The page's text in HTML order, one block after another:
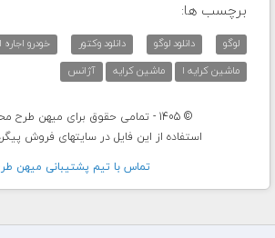
برچسب ها:
لوگو دانلود لوگو دانلود وکتور خودرو اجاره
ماشین کرایه ا
ماشین کرایه آژانس
© 1405 - تمامی حقوق برای میهن طرح محفوظ است.
استفاده از این فایل در سایتهای فروش
تماس با تيم پشتيبانی ميهن